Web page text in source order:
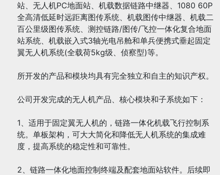
站、无人机PC地面站、机载数据链路中继器、1080 60P
全高清低延时远距离图传系统、机载图传中继器、机载二
百公里级图传系统、测控链路/图传/飞控一体化复合地面
站系统、机载嵌入式3轴光电吊舱和单兵便携式垂起固定
翼无人机系统(全载荷5kg级、侦察型)等。
所开发的产品和模块均具有完全独立和自主的知识产权。
公司开发完成的无人机产品、核心模块和子系统如下：
1、适用于固定翼无人机的，链路一体化机载飞行控制系
统。单板架构，可大大简化和降低无人机系统的集成难
度，提高系统的稳定性和可靠性。
2、链路一体化地面控制终端及配套地面站软件。后续即